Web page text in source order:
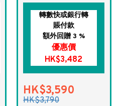
轉數快或銀行轉
賬付款
額外回贈 3 %
優惠價
HK$3,482
HK$3,590
HK$3,790